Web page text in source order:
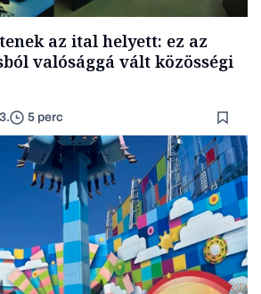
az ital helyett: ez az
valósággá vált közösségi
5 perc